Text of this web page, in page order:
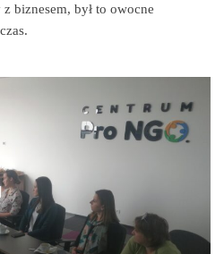
biznesem, był to owocne